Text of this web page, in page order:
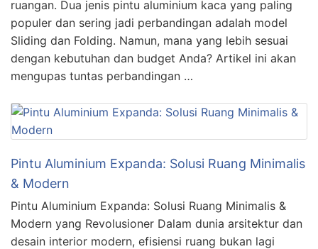
ruangan. Dua jenis pintu aluminium kaca yang paling
populer dan sering jadi perbandingan adalah model
Sliding dan Folding. Namun, mana yang lebih sesuai
dengan kebutuhan dan budget Anda? Artikel ini akan
mengupas tuntas perbandingan …
Pintu Aluminium Expanda: Solusi Ruang Minimalis
& Modern
Pintu Aluminium Expanda: Solusi Ruang Minimalis &
Modern yang Revolusioner Dalam dunia arsitektur dan
desain interior modern, efisiensi ruang bukan lagi